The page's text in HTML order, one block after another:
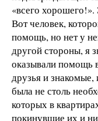
«всего
Вот человек,
помощь, но нет у
другой стороны, я
оказывали помощь
друзья и
была не столь
которых в
покинувшие их и